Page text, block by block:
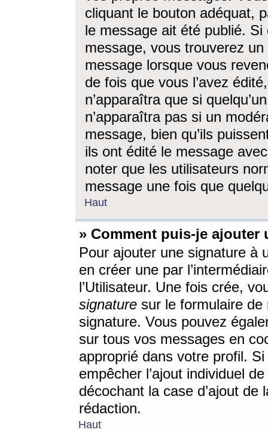
cliquant le bouton adéquat,
le message ait été publié. Si
message, vous trouverez
message lorsque vous
de fois que vous l’avez
n’apparaîtra que si
n’apparaîtra pas si un
message, bien qu’ils
ils ont édité le message
noter que les utilisateurs
message une fois que
Haut
» Comment puis-je ajouter
Pour ajouter une signature à
en créer une par
l’Utilisateur. Une fois crée,
signature sur le formulaire de
signature. Vous pouvez
sur tous vos messages en
approprié dans votre profil.
empêcher l’ajout individuel
décochant la case d’ajout
rédaction.
Haut